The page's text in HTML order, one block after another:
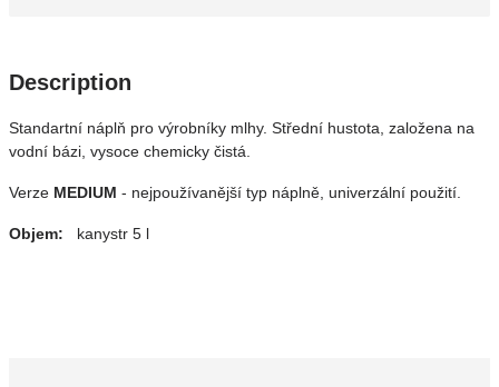
Description
Standartní náplň pro výrobníky mlhy. Střední hustota, založena na
vodní bázi, vysoce chemicky čistá.
Verze MEDIUM - nejpoužívanější typ náplně, univerzální použití.
Objem: kanystr 5 l